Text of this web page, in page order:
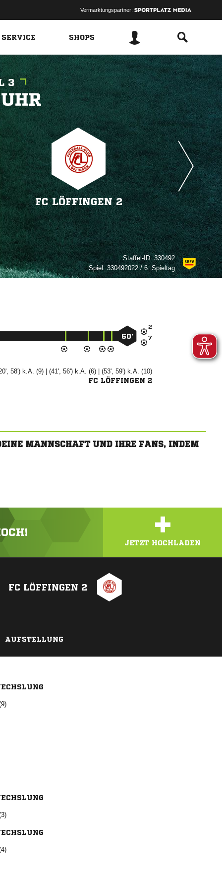
Vermarktungspartner:
SHOPS
3

FC LÖFFINGEN 2
Staffel-ID:330492
Spiel:330492022 / 6. Spieltag


60’
58') k.A. (9) | (41', 56') k.A. (6) | (53', 59') k.A. (10)
FC LÖFFINGEN 2
MANNSCHAFT UND IHRE FANS, INDEM
+
JETZT HOCHLADEN
FC LÖFFINGEN 2
AUFSTELLUNG